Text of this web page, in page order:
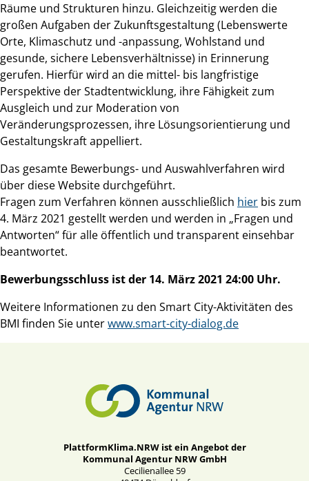
Räume und Strukturen hinzu. Gleichzeitig werden die
großen Aufgaben der Zukunftsgestaltung (Lebenswerte
Orte, Klimaschutz und -anpassung, Wohlstand und
gesunde, sichere Lebensverhältnisse) in Erinnerung
gerufen. Hierfür wird an die mittel- bis langfristige
Perspektive der Stadtentwicklung, ihre Fähigkeit zum
Ausgleich und zur Moderation von
Veränderungsprozessen, ihre Lösungsorientierung und
Gestaltungskraft appelliert.
Das gesamte Bewerbungs- und Auswahlverfahren wird
über diese Website durchgeführt.
Fragen zum Verfahren können ausschließlich hier bis zum
4. März 2021 gestellt werden und werden in „Fragen und
Antworten“ für alle öffentlich und transparent einsehbar
beantwortet.
Bewerbungsschluss ist der 14. März 2021 24:00 Uhr.
Weitere Informationen zu den Smart City-Aktivitäten des
BMI finden Sie unterwww.smart-city-dialog.de
PlattformKlima.NRW ist ein Angebot der
Kommunal Agentur NRW GmbH
Cecilienallee 59